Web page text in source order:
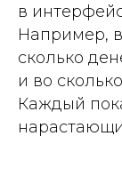
в
Например,
сколько
и во
Каждый